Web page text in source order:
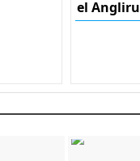
el Angliru